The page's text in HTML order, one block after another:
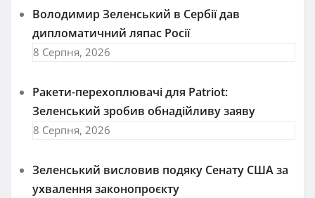
Володимир Зеленський в Сербії дав
дипломатичний ляпас Росії
8 Серпня, 2026
Ракети-перехоплювачі для Patriot:
Зеленський зробив обнадійливу заяву
8 Серпня, 2026
Зеленський висловив подяку Сенату США за
ухвалення законопроєкту